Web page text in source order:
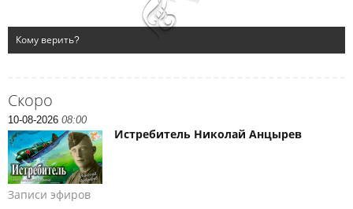
Скоро
10-08-2026 08:00
Истребитель Николай Анцырев
Записи эфиров